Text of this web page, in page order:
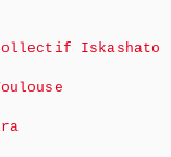
Iskashato